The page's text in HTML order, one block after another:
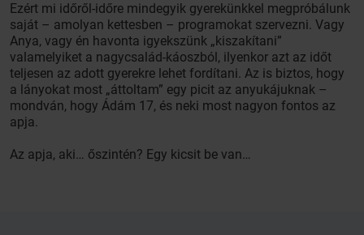
Ezért mi időről-időre mindegyik gyerekünkkel megpróbálunk
saját – amolyan kettesben – programokat szervezni. Vagy
Anya, vagy én havonta igyekszünk „kiszakítani”
valamelyiket a nagycsalád-káoszból, ilyenkor azt az időt
teljesen az adott gyerekre lehet fordítani. Az is biztos, hogy
a lányokat most „áttoltam” egy picit az anyukájuknak –
mondván, hogy Ádám 17, és neki most nagyon fontos az
apja.
Az apja, aki… őszintén? Egy kicsit be van…